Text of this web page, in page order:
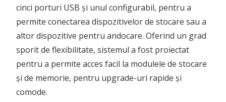
cinci porturi USB și unul configurabil, pentru a
permite conectarea dispozitivelor de stocare sau a
altor dispozitive pentru andocare. Oferind un grad
sporit de flexibilitate, sistemul a fost proiectat
pentru a permite acces facil la modulele de stocare
și de memorie, pentru upgrade-uri rapide și
comode.